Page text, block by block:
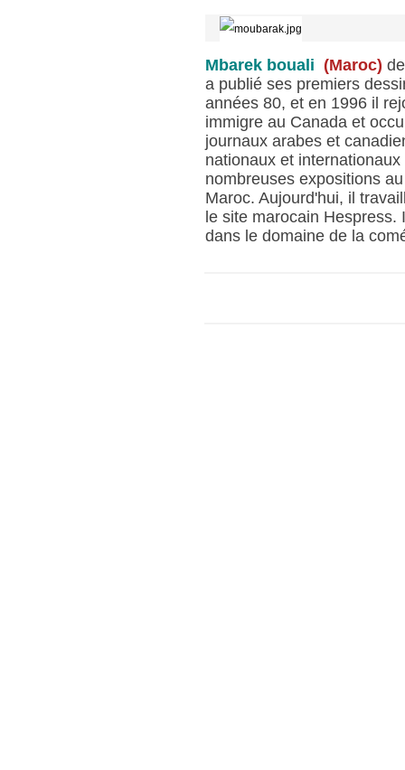
Mbarek bouali (Maroc)
a publié ses premiers
années 80, et en 1996 il
immigre au Canada et
journaux arabes et
nationaux et
nombreuses expositions
Maroc. Aujourd'hui, il
le site marocain
dans le domaine de la